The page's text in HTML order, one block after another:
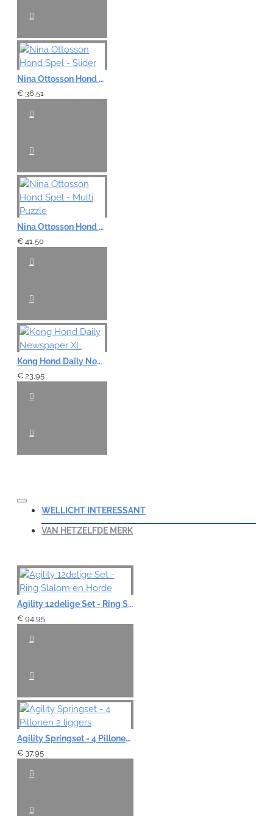
Nina Ottosson Hond Spel - Slider
€ 36,51
Nina Ottosson Hond Spel - Multi Puzzle
€ 41,50
Kong Hond Daily Newspaper XL
€ 23,95
WELLICHT INTERESSANT
VAN HETZELFDE MERK
Agility 12delige Set - Ring Slalom en Horde
€ 94,95
Agility Springset - 4 Pillonen 2 liggers
€ 37,95